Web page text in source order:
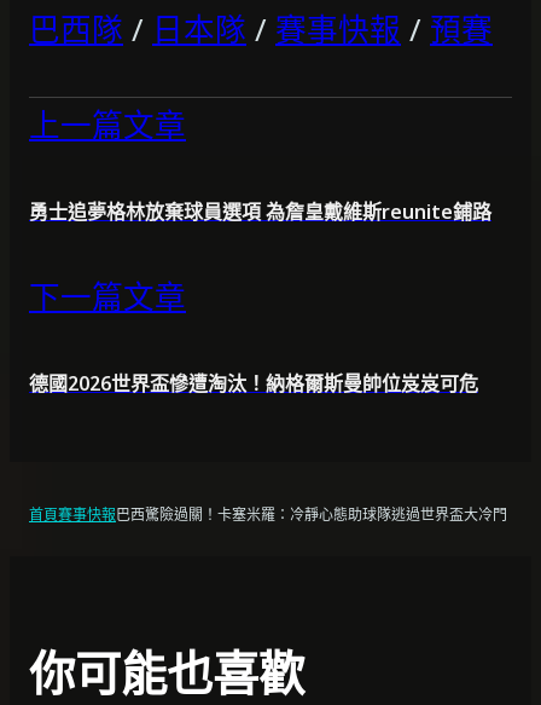
巴西隊 / 日本隊 / 賽事快報 / 預賽
上一篇文章
勇士追夢格林放棄球員選項 為詹皇戴維斯reunite鋪路
下一篇文章
德國2026世界盃慘遭淘汰！納格爾斯曼帥位岌岌可危
首頁賽事快報巴西驚險過關！卡塞米羅：冷靜心態助球隊逃過世界盃大冷門
你可能也喜歡